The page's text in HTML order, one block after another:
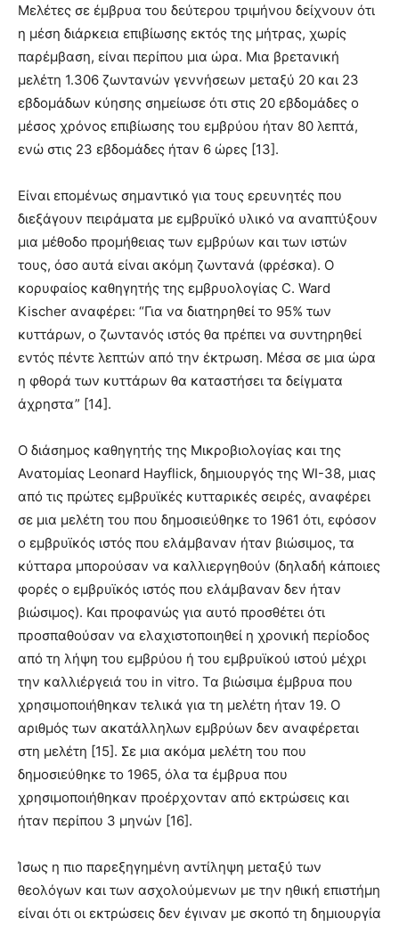
Μελέτες σε έμβρυα του δεύτερου τριμήνου δείχνουν ότι
η μέση διάρκεια επιβίωσης εκτός της μήτρας, χωρίς
παρέμβαση, είναι περίπου μια ώρα. Μια βρετανική
μελέτη 1.306 ζωντανών γεννήσεων μεταξύ 20 και 23
εβδομάδων κύησης σημείωσε ότι στις 20 εβδομάδες ο
μέσος χρόνος επιβίωσης του εμβρύου ήταν 80 λεπτά,
ενώ στις 23 εβδομάδες ήταν 6 ώρες [13].
Είναι επομένως σημαντικό για τους ερευνητές που
διεξάγουν πειράματα με εμβρυϊκό υλικό να αναπτύξουν
μια μέθοδο προμήθειας των εμβρύων και των ιστών
τους, όσο αυτά είναι ακόμη ζωντανά (φρέσκα). Ο
κορυφαίος καθηγητής της εμβρυολογίας C. Ward
Kischer αναφέρει: “Για να διατηρηθεί το 95% των
κυττάρων, ο ζωντανός ιστός θα πρέπει να συντηρηθεί
εντός πέντε λεπτών από την έκτρωση. Μέσα σε μια ώρα
η φθορά των κυττάρων θα καταστήσει τα δείγματα
άχρηστα” [14].
O διάσημος καθηγητής της Μικροβιολογίας και της
Ανατομίας Leonard Hayflick, δημιουργός της WI-38, μιας
από τις πρώτες εμβρυϊκές κυτταρικές σειρές, αναφέρει
σε μια μελέτη του που δημοσιεύθηκε το 1961 ότι, εφόσον
ο εμβρυϊκός ιστός που ελάμβαναν ήταν βιώσιμος, τα
κύτταρα μπορούσαν να καλλιεργηθούν (δηλαδή κάποιες
φορές ο εμβρυϊκός ιστός που ελάμβαναν δεν ήταν
βιώσιμος). Και προφανώς για αυτό προσθέτει ότι
προσπαθούσαν να ελαχιστοποιηθεί η χρονική περίοδος
από τη λήψη του εμβρύου ή του εμβρυϊκού ιστού μέχρι
την καλλιέργειά του in vitro. Τα βιώσιμα έμβρυα που
χρησιμοποιήθηκαν τελικά για τη μελέτη ήταν 19. Ο
αριθμός των ακατάλληλων εμβρύων δεν αναφέρεται
στη μελέτη [15]. Σε μια ακόμα μελέτη του που
δημοσιεύθηκε το 1965, όλα τα έμβρυα που
χρησιμοποιήθηκαν προέρχονταν από εκτρώσεις και
ήταν περίπου 3 μηνών [16].
Ίσως η πιο παρεξηγημένη αντίληψη μεταξύ των
θεολόγων και των ασχολούμενων με την ηθική επιστήμη
είναι ότι οι εκτρώσεις δεν έγιναν με σκοπό τη δημιουργία